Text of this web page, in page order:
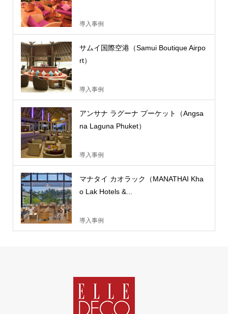
導入事例
サムイ国際空港（Samui Boutique Airpo
rt）
導入事例
アンサナ ラグーナ プーケット（Angsa
na Laguna Phuket）
導入事例
マナタイ カオラック（MANATHAI Kha
o Lak Hotels &...
導入事例